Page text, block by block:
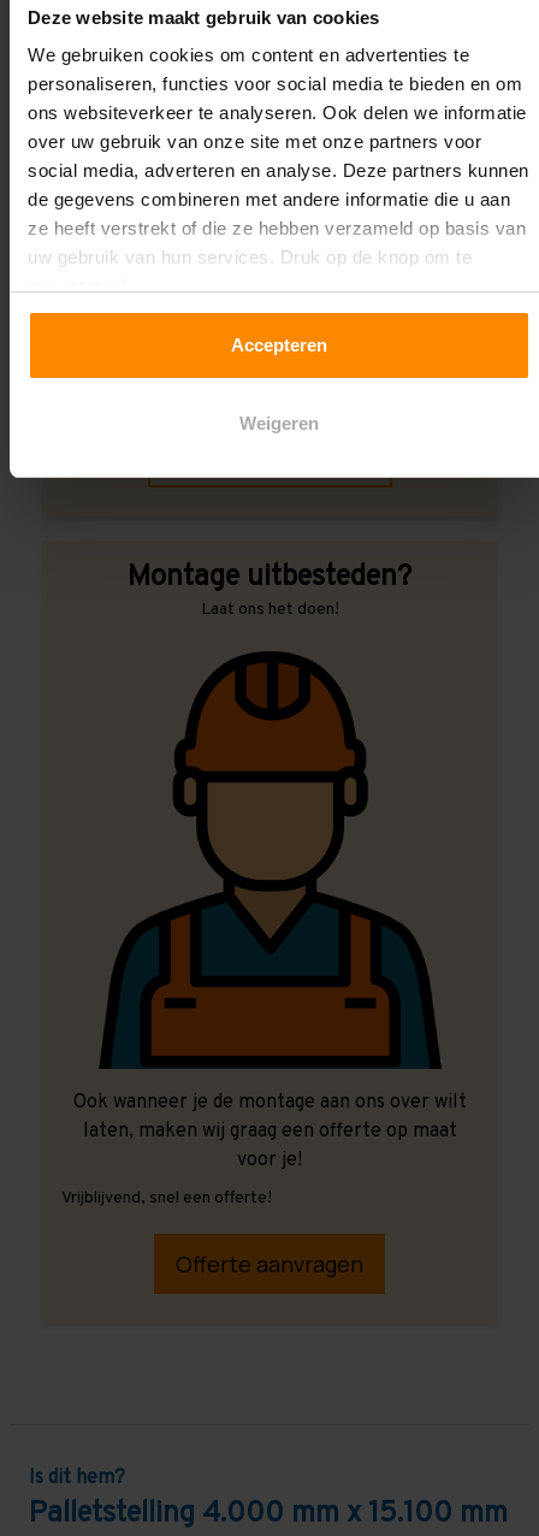
Deze website maakt gebruik van cookies
We gebruiken cookies om content en advertenties te
personaliseren, functies voor social media te bieden en om
ons websiteverkeer te analyseren. Ook delen we informatie
over uw gebruik van onze site met onze partners voor
social media, adverteren en analyse. Deze partners kunnen
de gegevens combineren met andere informatie die u aan
ze heeft verstrekt of die ze hebben verzameld op basis van
uw gebruik van hun services. Druk op de knop om te
Accepteren
Weigeren
Oplossing op maat nodig?
Wij kunnen je helpen!
draagkrachten? Speciale uitvoeringen? Onze
experts werken het graag uit! Maatwerk is onze
specialiteit!
Montage uitbesteden?
Laat ons het doen!
Ook wanneer je de montage aan ons over wilt
laten, maken wij graag een offerte op maat
voor je!
Vrijblijvend, snel een offerte!
Offerte aanvragen
Is dit hem?
Palletstelling 4.000 mm x 15.100 mm